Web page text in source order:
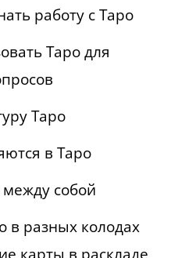
работу с Таро
Таро для
Таро
в Таро
собой
в разных колодах
карты в раскладе